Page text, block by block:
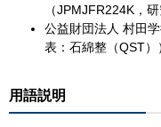
（JPMJFR224K，
公益財団法人 村田
表：石綿整（QST）
用語説明